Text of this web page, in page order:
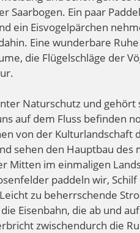
Saarbogen. Ein paar
ein Eisvogelpärchen
Eine wunderbare
die Flügelschläge der
Naturschutz und
auf dem Fluss befinden
von der
sehen den Hauptbau
Mitten im einmaligen
paddeln wir,
zu beherrschende
Eisenbahn, die ab und
zwischendurch die